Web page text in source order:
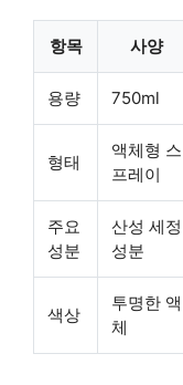
항목 사양
용량 750ml
형태
액체형 스
프레이
주요
성분
산성 세정
성분
색상
투명한 액
체